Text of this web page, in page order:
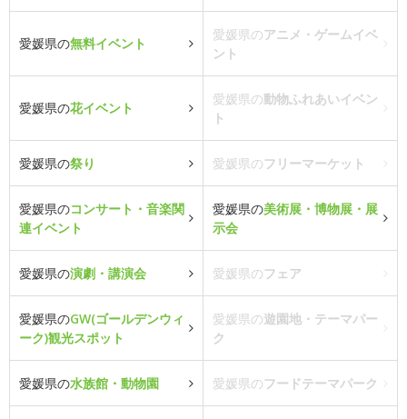
愛媛県の無料イベント
愛媛県のアニメ・ゲームイベ
ント
愛媛県の花イベント
愛媛県の動物ふれあいイベン
ト
愛媛県の祭り 愛媛県のフリーマーケット
愛媛県のコンサート・音楽関
連イベント
愛媛県の美術展・博物展・展
示会
愛媛県の演劇・講演会 愛媛県のフェア
愛媛県のGW(ゴールデンウィ
ーク)観光スポット
愛媛県の遊園地・テーマパー
ク
愛媛県の水族館・動物園 愛媛県のフードテーマパーク